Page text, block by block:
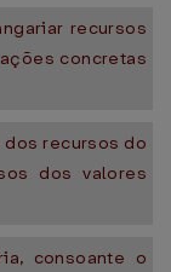
recursos
concretas
recursos do
dos valores
consoante o